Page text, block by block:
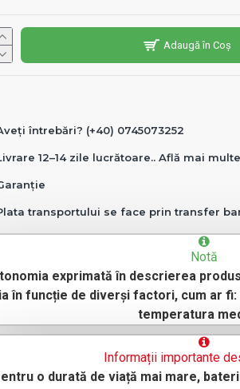
Adaugă în Coș
întrebări? (+40) 0745073252
12–14 zile lucrătoare.. Află mai multe
transportului se face prin transfer
Notă
exprimată în descrierea
în funcție de diverși factori, cum ar
temperatura
Informații importante
o durată de viață mai mare,